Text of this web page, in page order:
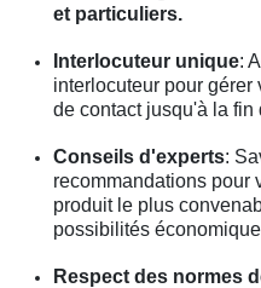
et particuliers.
Interlocuteur unique:
interlocuteur pour gérer
de contact jusqu'à la fin
Conseils d'experts:
recommandations pour
produit le plus
possibilités
Respect des normes